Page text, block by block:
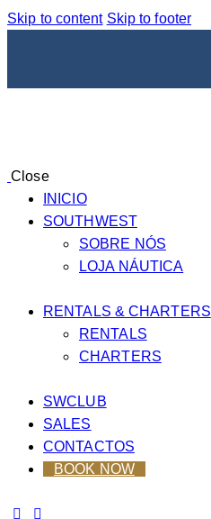
Skip to content Skip to footer
Close
INICIO
SOUTHWEST
SOBRE NÓS
LOJA NÁUTICA
RENTALS & CHARTERS
RENTALS
CHARTERS
SWCLUB
SALES
CONTACTOS
BOOK NOW